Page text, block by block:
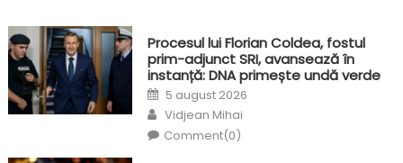
Procesul lui Florian Coldea, fostul
prim-adjunct SRI, avansează în
instanță: DNA primește undă verde
Posted
on
5 august 2026
Author
Vidjean Mihai
Comment(0)